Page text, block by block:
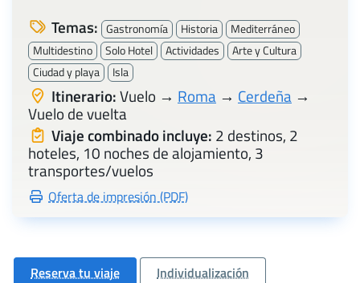
Temas: Gastronomía Historia
Mediterráneo
Multidestino
Solo Hotel Actividades
Arte y Cultura
Ciudad y playa
Isla
Itinerario:Vuelo → Roma → Cerdeña →
Vuelo de vuelta
Viaje combinado incluye: 2 destinos, 2
hoteles, 10 noches de alojamiento, 3
transportes/vuelos
Oferta de impresión (PDF)
Reserva tu viaje Individualización